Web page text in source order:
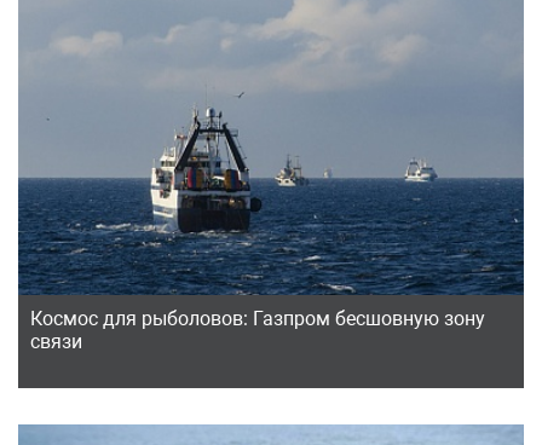
Космос для рыболовов: Газпром бесшовную зону
связи